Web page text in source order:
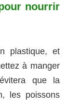
nourrir
plastique, et
à manger
que la
les poissons